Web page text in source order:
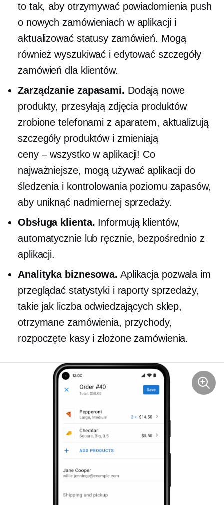
to tak, aby otrzymywać powiadomienia push
o nowych zamówieniach w aplikacji i
aktualizować statusy zamówień. Mogą
również wyszukiwać i edytować szczegóły
zamówień dla klientów.
Zarządzanie zapasami. Dodają nowe
produkty, przesyłają zdjęcia produktów
zrobione telefonami z aparatem, aktualizują
szczegóły produktów i zmieniają
ceny – wszystkow aplikacji! Co
najważniejsze, mogą używać aplikacji do
śledzenia i kontrolowania poziomu zapasów,
aby uniknąć nadmiernej sprzedaży.
Obsługa klienta. Informują klientów,
automatycznie lub ręcznie, bezpośrednio z
aplikacji.
Analityka biznesowa. Aplikacja pozwala im
przeglądać statystyki i raporty sprzedaży,
takie jak liczba odwiedzających sklep,
otrzymane zamówienia, przychody,
rozpoczęte kasy i złożone zamówienia.